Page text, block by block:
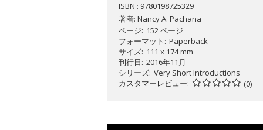
diminishes as the years progress. As
embrace, one's ageing. Have all
In this Very Short Introduction
ageing. Increased lifespans in the
being in the later decades of life,
Organization and the United Nations.
entering later life is to be realised.
ISBN : 9780198725329
著者: Nancy A. Pachana
ページ 152 ページ
フォーマット
Paperback
サイズ 111 x 174 mm
刊行日 2016年11月
シリーズ Very Short Introductions
カスタマーレビュー
(0)